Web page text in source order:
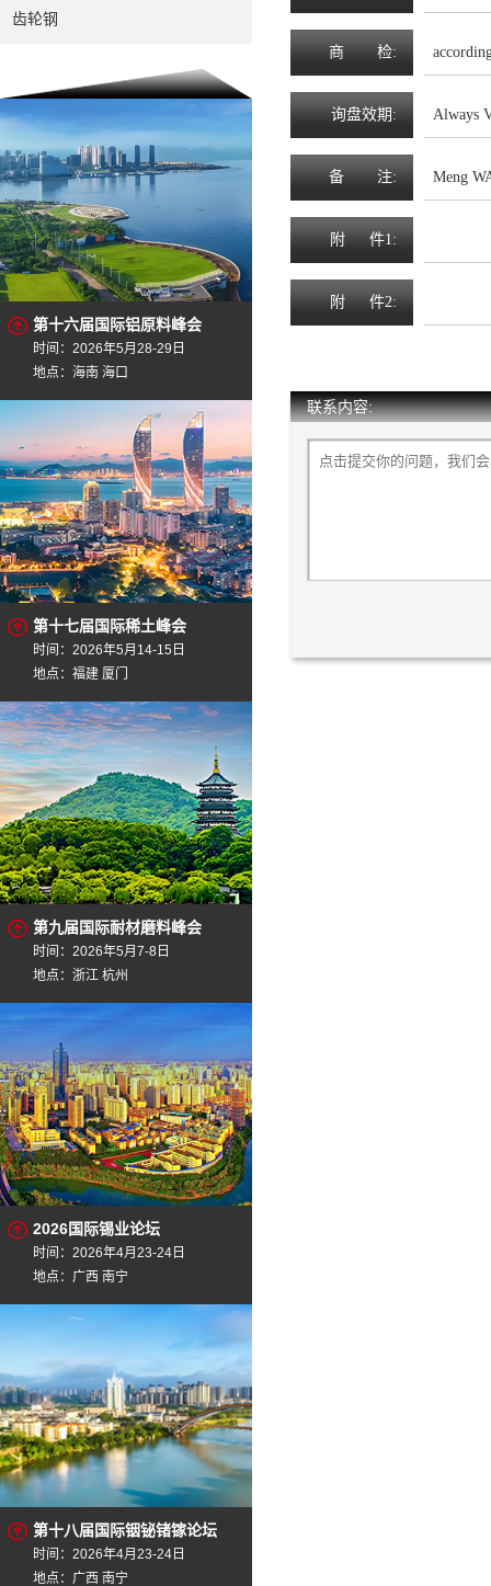
齿轮钢
第十六届国际铝原料峰会
时间：2026年5月28-29日
地点：海南 海口
第十七届国际稀土峰会
时间：2026年5月14-15日
地点：福建 厦门
第九届国际耐材磨料峰会
时间：2026年5月7-8日
地点：浙江 杭州
2026国际锡业论坛
时间：2026年4月23-24日
地点：广西 南宁
第十八届国际铟铋锗镓论坛
时间：2026年4月23-24日
地点：广西 南宁
商 检:
询盘效期 : Always
备 注: Meng
附 件1:
附 件2:
联系内容: